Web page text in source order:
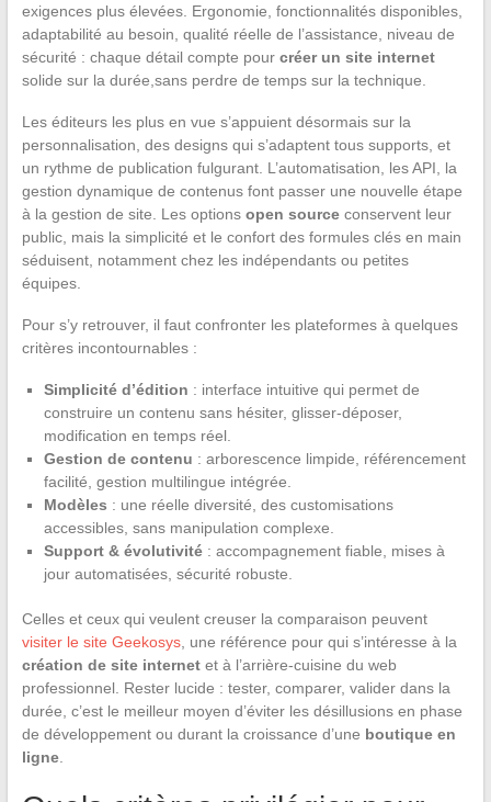
exigences plus élevées. Ergonomie, fonctionnalités disponibles,
adaptabilité au besoin, qualité réelle de l’assistance, niveau de
sécurité : chaque détail compte pour créer un site internet
solide sur la durée,sans perdre de temps sur la technique.
Les éditeurs les plus en vue s’appuient désormais sur la
personnalisation, des designs qui s’adaptent tous supports, et
un rythme de publication fulgurant. L’automatisation, les API, la
gestion dynamique de contenus font passer une nouvelle étape
à la gestion de site. Les options open sourceconservent leur
public, mais la simplicité et le confort des formules clés en main
séduisent, notamment chez les indépendants ou petites
équipes.
Pour s’y retrouver, il faut confronter les plateformes à quelques
critères incontournables :
Simplicité d’édition : interface intuitive qui permet de
construire un contenu sans hésiter, glisser-déposer,
modification en temps réel.
Gestion de contenu : arborescence limpide, référencement
facilité, gestion multilingue intégrée.
Modèles : une réelle diversité, des customisations
accessibles, sans manipulation complexe.
Support & évolutivité: accompagnement fiable, mises à
jour automatisées, sécurité robuste.
Celles et ceux qui veulent creuser la comparaison peuvent
visiter le site Geekosys, une référence pour qui s’intéresse à la
création de site internetet à l’arrière-cuisine du web
professionnel. Rester lucide : tester, comparer, valider dans la
durée, c’est le meilleur moyen d’éviter les désillusions en phase
de développement ou durant la croissance d’une boutique en
ligne.